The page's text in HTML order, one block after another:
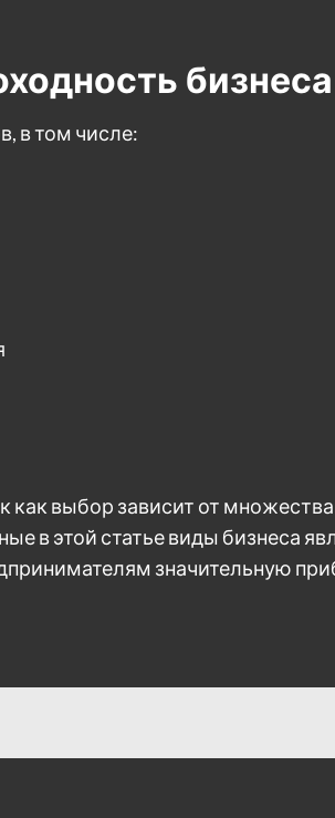
бизнеса
в том числе:
как выбор зависит от множества
в этой статье виды бизнеса
значительную